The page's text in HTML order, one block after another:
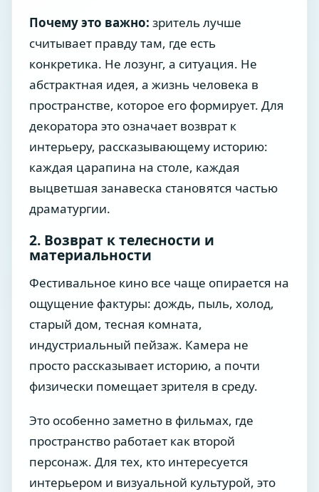
Почему это важно: зритель лучше
считывает правду там, где есть
конкретика. Не лозунг, а ситуация. Не
абстрактная идея, а жизнь человека в
пространстве, которое его формирует. Для
декоратора это означает возврат к
интерьеру, рассказывающему историю:
каждая царапина на столе, каждая
выцветшая занавеска становятся частью
драматургии.
2. Возврат к телесности и
материальности
Фестивальное кино все чаще опирается на
ощущение фактуры: дождь, пыль, холод,
старый дом, тесная комната,
индустриальный пейзаж. Камера не
просто рассказывает историю, а почти
физически помещает зрителя в среду.
Это особенно заметно в фильмах, где
пространство работает как второй
персонаж. Для тех, кто интересуется
интерьером и визуальной культурой, это